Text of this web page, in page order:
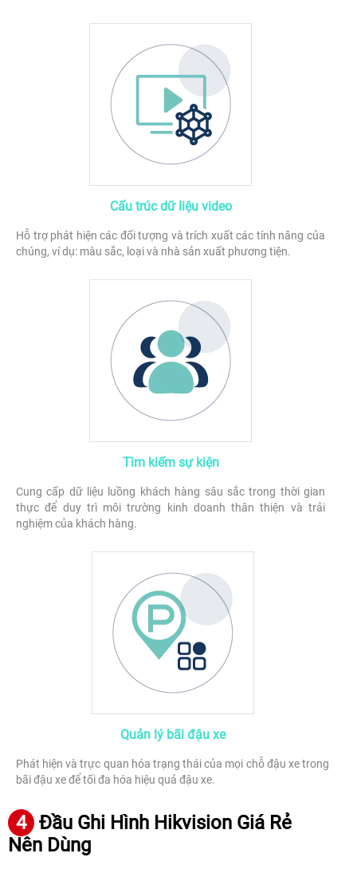
Cấu trúc dữ liệu video
Hỗ trợ phát hiện các đối tượng và trích xuất các tính năng của
chúng, ví dụ: màu sắc, loại và nhà sản xuất phương tiện.
Tìm kiếm sự kiện
Cung cấp dữ liệu luồng khách hàng sâu sắc trong thời gian
thực để duy trì môi trường kinh doanh thân thiện và trải
nghiệm của khách hàng.
Quản lý bãi đậu xe
Phát hiện và trực quan hóa trạng thái của mọi chỗ đậu xe trong
bãi đậu xe để tối đa hóa hiệu quả đậu xe.
4 Đầu Ghi Hình Hikvision Giá Rẻ
Nên Dùng